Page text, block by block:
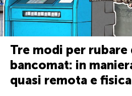
Tre modi per rubare
bancomat: in
quasi remota e fisica